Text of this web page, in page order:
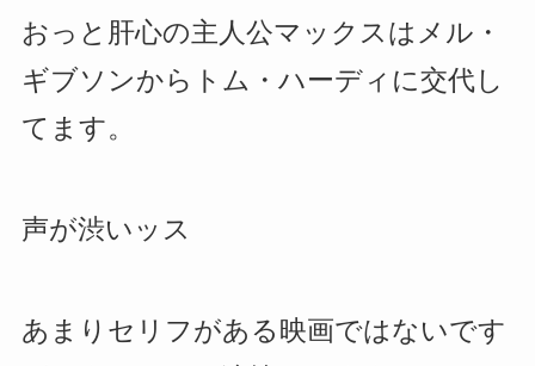
おっと肝心の主人公マックスはメル・
ギブソンからトム・ハーディに交代し
てます。
声が渋いッス
あまりセリフがある映画ではないです